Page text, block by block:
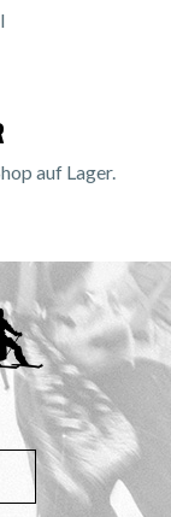
auf Lager.